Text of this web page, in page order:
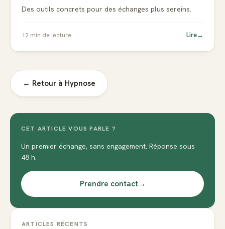
Des outils concrets pour des échanges plus sereins.
12 min de lecture Lire→
← Retour à Hypnose
CET ARTICLE VOUS PARLE ?
Un premier échange, sans engagement. Réponse sous
48 h.
Prendre contact→
ARTICLES RÉCENTS